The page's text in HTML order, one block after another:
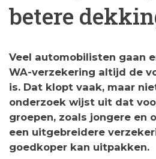
betere
Veel automobilisten gaan
WA-verzekering altijd de
is. Dat klopt vaak, maar
onderzoek wijst uit dat
groepen, zoals jongere en
een uitgebreidere
goedkoper kan uitpakken.